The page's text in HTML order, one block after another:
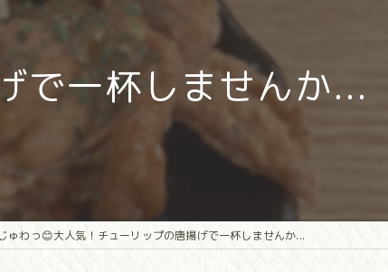
大街道立ち飲み焼き鳥 魁（さきがけ）
まつちか立ち飲み焼き鳥 魁
mitra1st ミトラファースト
昼飲み
立ち飲み
デート
で一杯しませんか...
ゅわっ😊大人気！チューリップの唐揚げで一杯しませんか...